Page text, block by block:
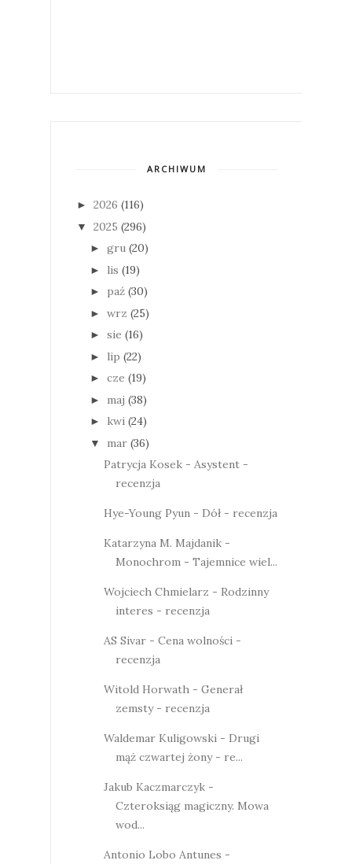
ARCHIWUM
► 2026 (116)
▼ 2025 (296)
► gru (20)
► lis (19)
► paź (30)
► wrz (25)
► sie (16)
► lip (22)
► cze (19)
► maj (38)
► kwi (24)
▼ mar (36)
Patrycja Kosek - Asystent -
recenzja
Hye-Young Pyun - Dół - recenzja
Katarzyna M. Majdanik -
Monochrom - Tajemnice wiel...
Wojciech Chmielarz - Rodzinny
interes - recenzja
AS Sivar - Cena wolności -
recenzja
Witold Horwath - Generał
zemsty - recenzja
Waldemar Kuligowski - Drugi
mąż czwartej żony - re...
Jakub Kaczmarczyk -
Czteroksiąg magiczny. Mowa
wod...
Antonio Lobo Antunes -